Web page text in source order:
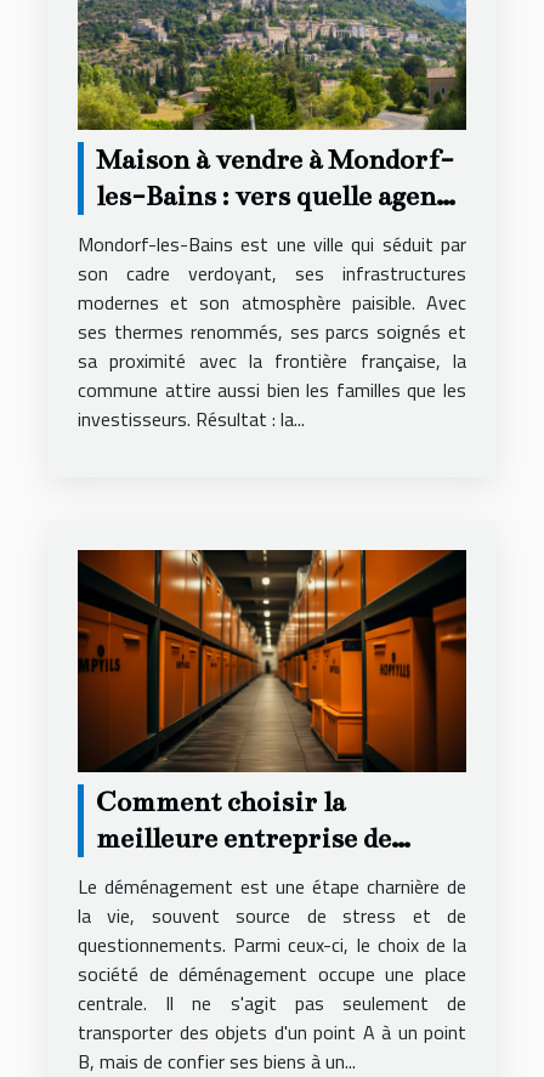
Maison à vendre à Mondorf-
les-Bains : vers quelle agence
se tourner ?
Mondorf-les-Bains est une ville qui séduit par
son cadre verdoyant, ses infrastructures
modernes et son atmosphère paisible. Avec
ses thermes renommés, ses parcs soignés et
sa proximité avec la frontière française, la
commune attire aussi bien les familles que les
investisseurs. Résultat : la...
Comment choisir la
meilleure entreprise de
déménagement pour un
service local fiable et
économique
Le déménagement est une étape charnière de
la vie, souvent source de stress et de
questionnements. Parmi ceux-ci, le choix de la
société de déménagement occupe une place
centrale. Il ne s'agit pas seulement de
transporter des objets d'un point A à un point
B, mais de confier ses biens à un...